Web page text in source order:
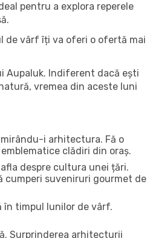
pentru a explora reperele
de vârf îți va oferi o ofertă mai
Aupaluk. Indiferent dacă ești
vremea din aceste luni
i arhitectura. Fă o
clădiri din oraș.
despre cultura unei țări.
cumperi suveniruri gourmet de
în timpul lunilor de vârf.
Surprinderea arhitecturii